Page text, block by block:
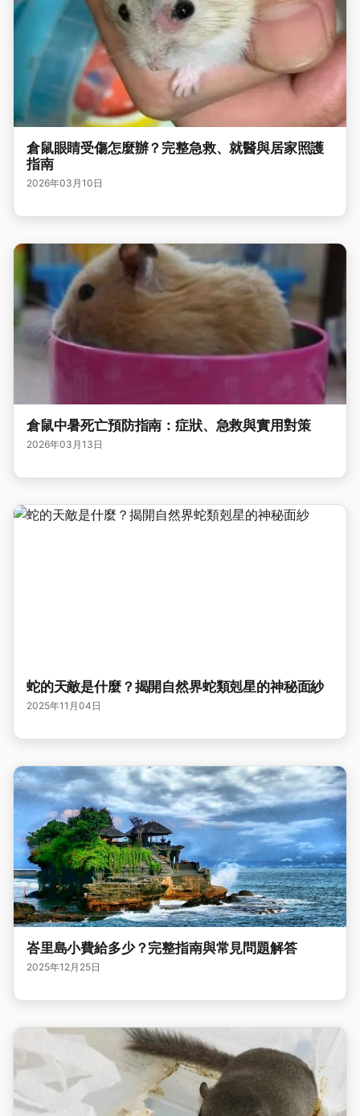
倉鼠眼睛受傷怎麼辦？完整急救、就醫與居家照護
指南
2026年03月10日
倉鼠中暑死亡預防指南：症狀、急救與實用對策
2026年03月13日
蛇的天敵是什麼？揭開自然界蛇類剋星的神秘面紗
2025年11月04日
峇里島小費給多少？完整指南與常見問題解答
2025年12月25日